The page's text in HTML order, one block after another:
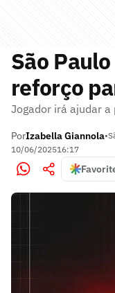
São
reforço
Jogador irá ajudar
PorIzabella Giannola•
10/06/202516:17